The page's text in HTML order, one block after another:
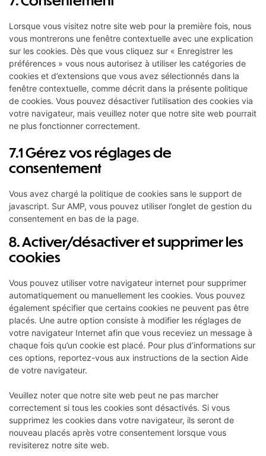
Lorsque vous visitez notre site web pour la première fois, nous
vous montrerons une fenêtre contextuelle avec une explication
sur les cookies. Dès que vous cliquez sur « Enregistrer les
préférences » vous nous autorisez à utiliser les catégories de
cookies et d’extensions que vous avez sélectionnés dans la
fenêtre contextuelle, comme décrit dans la présente politique
de cookies. Vous pouvez désactiver l’utilisation des cookies via
votre navigateur, mais veuillez noter que notre site web pourrait
ne plus fonctionner correctement.
7.1 Gérez vos réglages de
consentement
Vous avez chargé la politique de cookies sans le support de
javascript. Sur AMP, vous pouvez utiliser l’onglet de gestion du
consentement en bas de la page.
8. Activer/désactiver et supprimer les
cookies
Vous pouvez utiliser votre navigateur internet pour supprimer
automatiquement ou manuellement les cookies. Vous pouvez
également spécifier que certains cookies ne peuvent pas être
placés. Une autre option consiste à modifier les réglages de
votre navigateur Internet afin que vous receviez un message à
chaque fois qu’un cookie est placé. Pour plus d’informations sur
ces options, reportez-vous aux instructions de la section Aide
de votre navigateur.
Veuillez noter que notre site web peut ne pas marcher
correctement si tous les cookies sont désactivés. Si vous
supprimez les cookies dans votre navigateur, ils seront de
nouveau placés après votre consentement lorsque vous
revisiterez notre site web.